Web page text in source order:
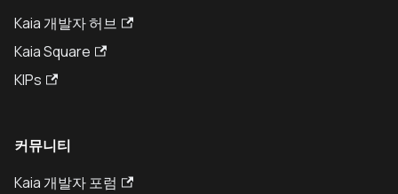
Kaia 개발자 허브
Kaia Square
KIPs
커뮤니티
Kaia 개발자 포럼